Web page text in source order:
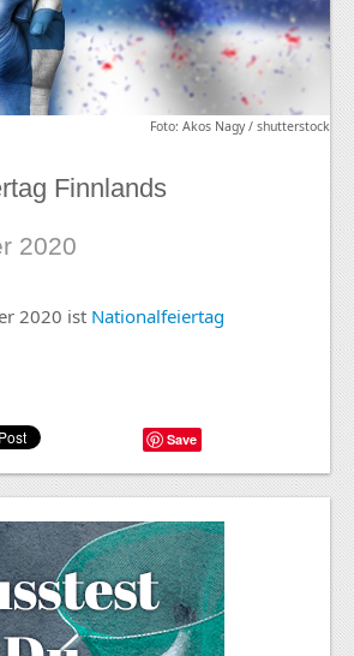
Foto: Akos Nagy / shutterstock
Finnlands
2020
2020 ist Nationalfeiertag
Save